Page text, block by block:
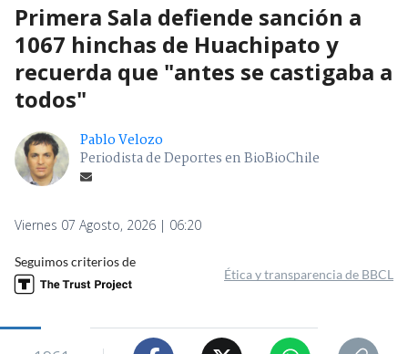
Primera Sala defiende sanción a
1067 hinchas de Huachipato y
recuerda que "antes se castigaba a
todos"
Pablo Velozo
Periodista de Deportes en BioBioChile
Viernes 07 Agosto, 2026 | 06:20
Seguimos criterios de
Ética y transparencia de BBCL